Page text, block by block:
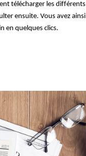
télécharger les différents
ensuite. Vous avez ainsi
en quelques clics.